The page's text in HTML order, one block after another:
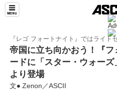
『レゴ フォートナイト』ではライト
帝国に立ち向かおう！『
ードに「スター・ウォーズ
より登場
文● Zenon／ASCII